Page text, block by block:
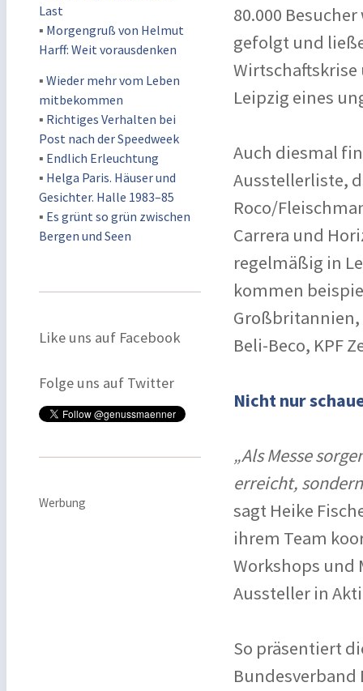
Last
▪ Morgengruß von Helmut
Harff: Weit vorausdenken
▪ Wieder mehr vom Leben
mitbekommen
▪ Richtiges Verhalten bei
Post nach der Speedweek
▪ Endlich Erleuchtung
▪ Helga Paris. Häuser und
Gesichter. Halle 1983–85
▪ Es grünt so grün zwischen
Bergen und Seen
Like uns auf Facebook
Folge uns auf Twitter
Werbung
80.000
gefolgt und
Leipzig eines
Auch diesmal
Ausstellerliste,
Roco/
Carrera und
regelmäßig in
kommen
Großbritannien,
Beli-Beco, KPF
Nicht nur
„Als Messe
erreicht,
sagt Heike
ihrem Team
Workshops und
Aussteller in
So präsentiert